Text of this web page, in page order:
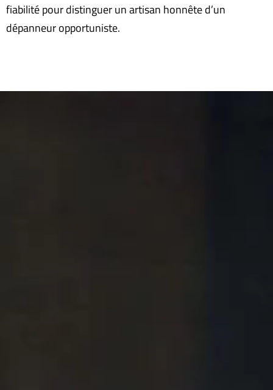
fiabilité pour distinguer un artisan honnête d’un
dépanneur opportuniste.